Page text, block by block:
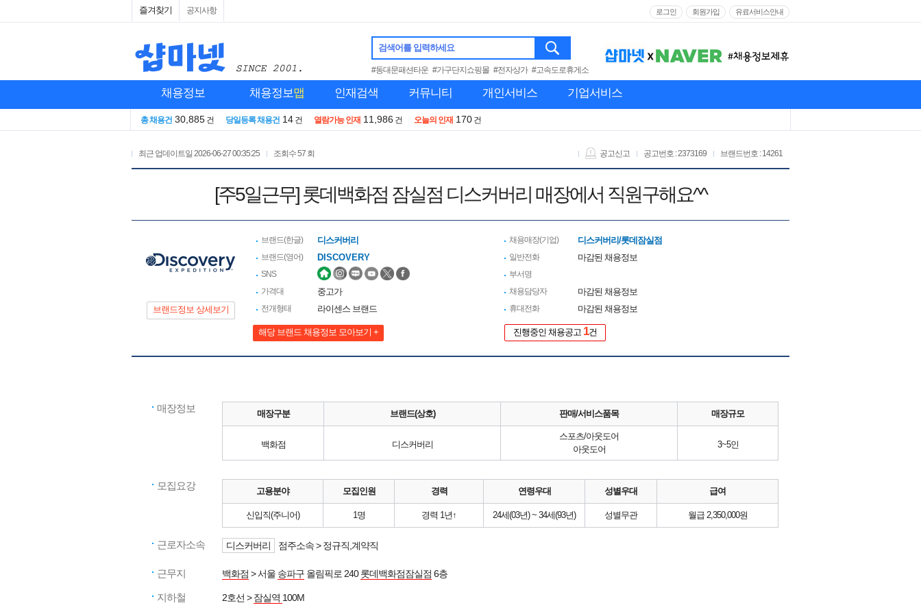
즐겨찾기 공지사항 로그인 회원가입 유료서비스안내
검색어를 입력하세요
#동대문패션타운 #가구단지쇼핑몰 #전자상가 #고속도로휴게소
채용정보 채용정보맵 인재검색 커뮤니티 개인서비스 기업서비스
총 채용건 30,885 건 당일등록 채용건 14 건 열람가능 인재 11,986 건 오늘의 인재 170 건
최근 업데이트일 2026-06-27 00:35:25 조회수57 회 브랜드번호 : 14261
공고번호 : 2373169
공고신고
[주5일근무] 롯데백화점 잠실점 디스커버리 매장에서 직원구해요^^
브랜드정보 상세보기
브랜드(한글) 디스커버리
브랜드(영어) DISCOVERY
SNS
가격대
중고가
전개형태 라이센스 브랜드
해당 브랜드 채용정보 모아보기 +
채용매장(기업) 디스커버리/롯데잠실점
일반전화 마감된 채용정보
부서명
채용담당자
마감된 채용정보
휴대전화 마감된 채용정보
진행중인 채용공고 1건
매장정보 매장구분 브랜드(상호) 판매/서비스품목 매장규모
백화점 디스커버리
스포츠/아웃도어
아웃도어
3~5인
모집요강 고용분야 모집인원 경력 연령우대 성별우대 급여
신입직(주니어) 1명 경력 1년↑ 24세(03년) ~ 34세(93년) 성별무관 월급 2,350,000원
근로자소속 디스커버리 점주소속 > 정규직,계약직
근무지 백화점 > 서울 송파구 올림픽로 240롯데백화점잠실점 6층
지하철 2호선 >잠실역 100M